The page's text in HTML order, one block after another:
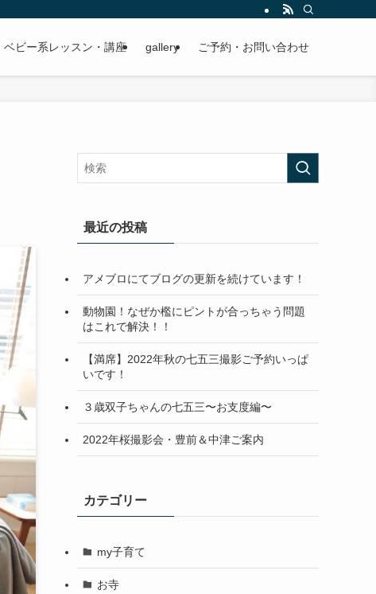
ベビー系レッスン・講座 gallery ご予約・お問い合わせ
最近の投稿
アメブロにてブログの更新を続けています！
動物園！なぜか檻にピントが合っちゃう問題
はこれで解決！！
【満席】2022年秋の七五三撮影ご予約いっぱ
いです！
３歳双子ちゃんの七五三〜お支度編〜
2022年桜撮影会・豊前＆中津ご案内
カテゴリー
my子育て
お寺